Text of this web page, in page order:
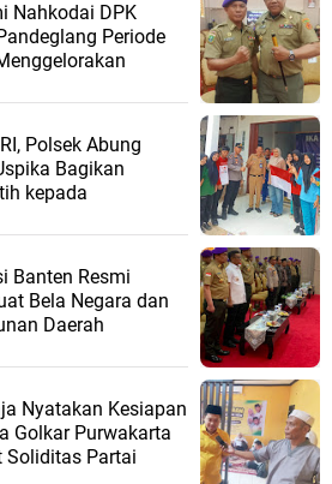
Nahkodai DPK
Periode
Polsek Abung
Bagikan
kepada
Banten Resmi
Bela Negara dan
Daerah
Nyatakan Kesiapan
Golkar Purwakarta
Soliditas Partai